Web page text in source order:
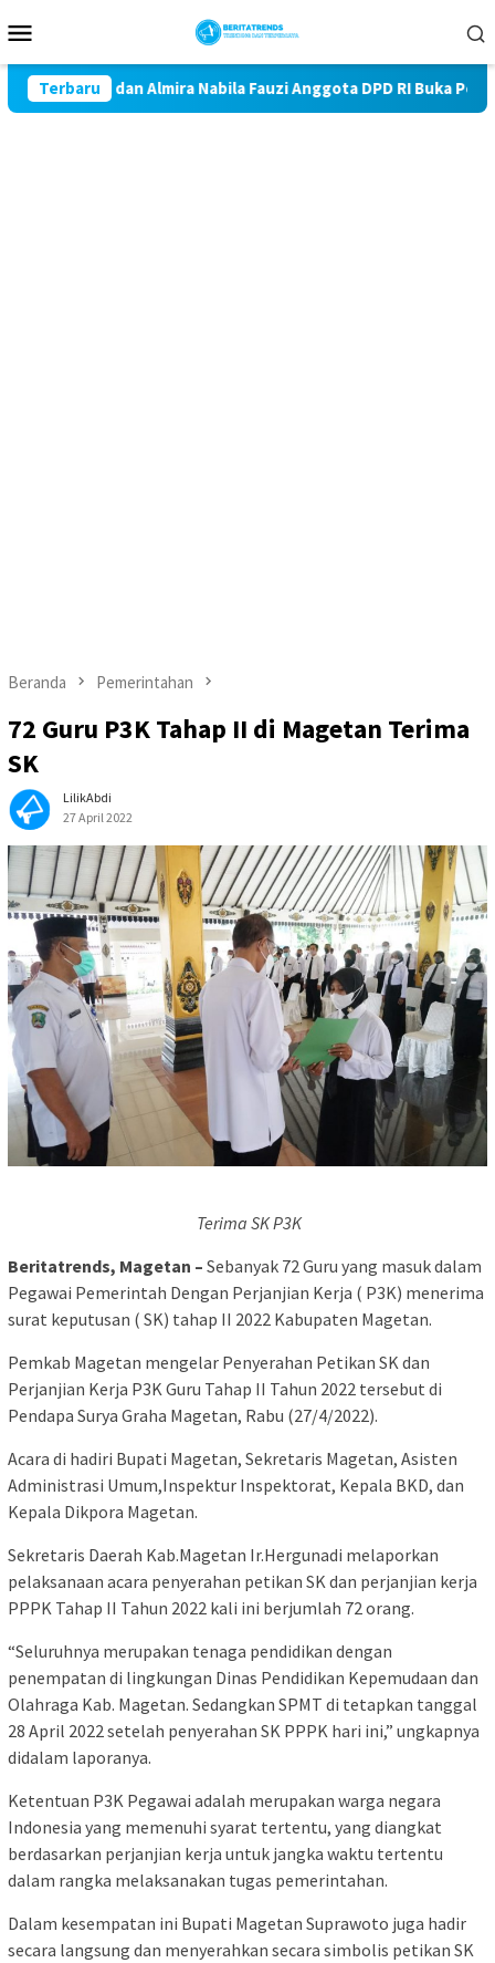
ke
Mobile
Terbaru
dan Almira Nabila Fauzi Anggota DPD RI Buka Perlombaan
Beranda Pemerintahan
72 Guru P3K Tahap II di Magetan Terima
SK
LilikAbdi
27 April 2022
Terima SK P3K
Beritatrends, Magetan – Sebanyak 72 Guru yang masuk dalam
Pegawai Pemerintah Dengan Perjanjian Kerja ( P3K) menerima
surat keputusan ( SK) tahap II 2022 Kabupaten Magetan.
Pemkab Magetan mengelar Penyerahan Petikan SK dan
Perjanjian Kerja P3K Guru Tahap II Tahun 2022 tersebut di
Pendapa Surya Graha Magetan, Rabu (27/4/2022).
Acara di hadiri Bupati Magetan, Sekretaris Magetan, Asisten
Administrasi Umum,Inspektur Inspektorat, Kepala BKD, dan
Kepala Dikpora Magetan.
Sekretaris Daerah Kab.Magetan Ir.Hergunadi melaporkan
pelaksanaan acara penyerahan petikan SK dan perjanjian kerja
PPPK Tahap II Tahun 2022 kali ini berjumlah 72 orang.
“Seluruhnya merupakan tenaga pendidikan dengan
penempatan di lingkungan Dinas Pendidikan Kepemudaan dan
Olahraga Kab. Magetan. Sedangkan SPMT di tetapkan tanggal
28 April 2022 setelah penyerahan SK PPPK hari ini,” ungkapnya
didalam laporanya.
Ketentuan P3K Pegawai adalah merupakan warga negara
Indonesia yang memenuhi syarat tertentu, yang diangkat
berdasarkan perjanjian kerja untuk jangka waktu tertentu
dalam rangka melaksanakan tugas pemerintahan.
Dalam kesempatan ini Bupati Magetan Suprawoto juga hadir
secara langsung dan menyerahkan secara simbolis petikan SK